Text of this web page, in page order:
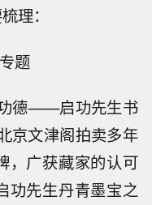
理：
题
德——启功先生书
京文津阁拍卖多年
，广获藏家的认可
功先生丹青墨宝之